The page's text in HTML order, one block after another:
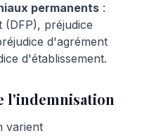
permanents :
préjudice
d'agrément
d'établissement.
l'indemnisation
varient